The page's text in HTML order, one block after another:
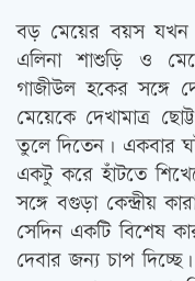
বড় মেয়ের বয়স যখন
এলিনা শাশুড়ি ও
গাজীউল হকের সঙ্গে
মেয়েকে দেখামাত্র
তুলে দিতেন। একবার
একটু করে হাঁটতে
সঙ্গে বগুড়া কেন্দ্রীয়
সেদিন একটি বিশেষ
দেবার জন্য চাপ